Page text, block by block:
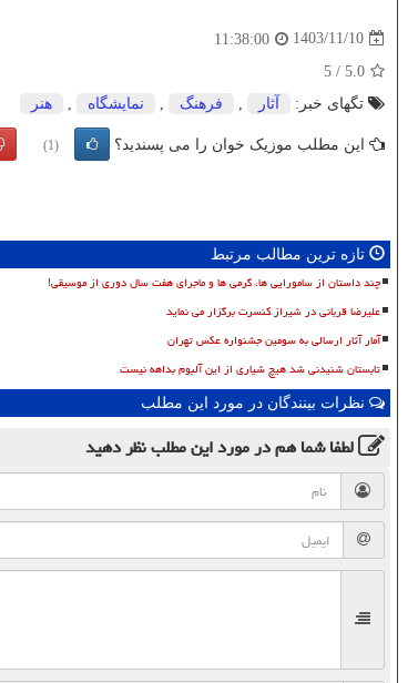
1403/11/10
11:38:00
5.0
/
5
تگهای خبر:
آثار , فرهنگ , نمایشگاه , هنر
این مطلب موزیک خوان را می پسندید؟ (1)
تازه ترین مطالب مرتبط
چند داستان از سامورایی ها، گرمی ها و ماجرای هفت سال دوری از موسیقی!
علیرضا قربانی در شیراز کنسرت برگزار می نماید
آمار آثار ارسالی به سومین جشنواره عکس تهران
تابستان شنیدنی شد هیچ شیاری از این آلبوم بداهه نیست
نظرات بینندگان در مورد این مطلب
لطفا شما همدر مورد این مطلبنظر دهید